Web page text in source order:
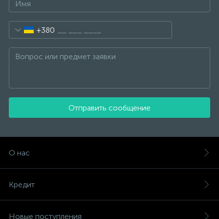
+380
Отправить сообщение
О нас
Кредит
Новые поступления